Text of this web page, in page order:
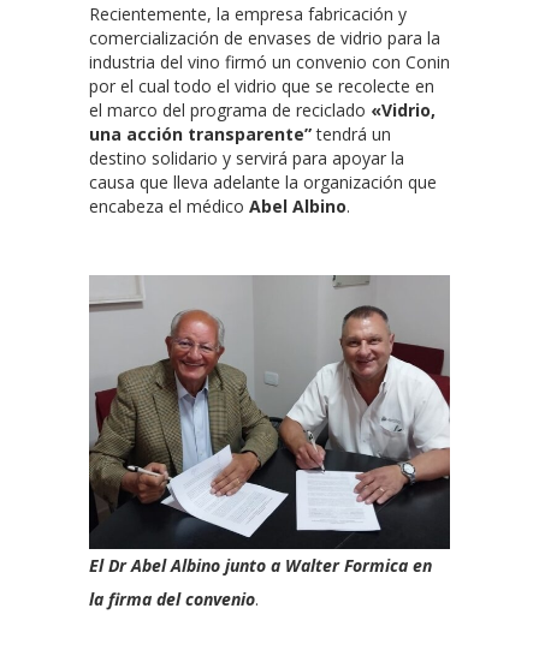
Recientemente, la empresa fabricación y
comercialización de envases de vidrio para la
industria del vino firmó un convenio con Conin
por el cual todo el vidrio que se recolecte en
el marco del programa de reciclado «Vidrio,
una acción transparente”tendrá un
destino solidario y servirá para apoyar la
causa que lleva adelante la organización que
encabeza el médico Abel Albino.
El Dr Abel Albino junto a Walter Formica en
la firma del convenio.